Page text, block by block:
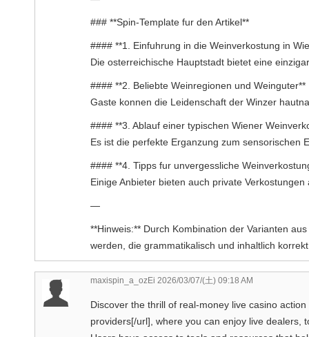
### **Spin-Template fur den Artikel**
#### **1. Einfuhrung in die Weinverkostung in
Die osterreichische Hauptstadt bietet eine
#### **2. Beliebte Weinregionen und Weinguter**
Gaste konnen die Leidenschaft der Winzer
#### **3. Ablauf einer typischen Wiener
Es ist die perfekte Erganzung zum sensorischen
#### **4. Tipps fur unvergessliche
Einige Anbieter bieten auch private Verkostungen
—
**Hinweis:** Durch Kombination der Varianten
werden, die grammatikalisch und inhaltlich
maxispin_a_ozEi 2026/03/07/(土) 09:18 AM
Discover the thrill of real-money live casino
providers[/url], where you can enjoy live dealers,